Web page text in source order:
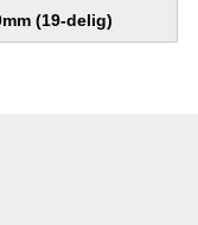
(19-delig)